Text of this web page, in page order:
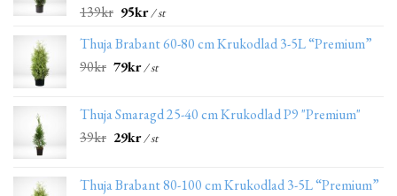
139kr 95kr/ st
Thuja Brabant 60-80 cm Krukodlad 3-5L “Premium”
90kr 79kr/ st
Thuja Smaragd 25-40 cm Krukodlad P9 "Premium"
39kr 29kr/ st
Thuja Brabant 80-100 cm Krukodlad 3-5L “Premium”